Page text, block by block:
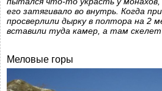
его затягивало во внутрь. Когда
просверлили дырку в полтора на 2
вставили туда камер, а там скелет
Меловые горы